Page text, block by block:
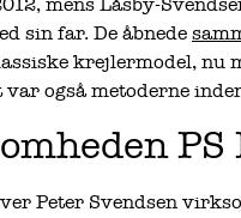
mens Låsby-
sin far. De åbnede
krejlermodel, nu
var også metoderne
PS
Peter Svendsen